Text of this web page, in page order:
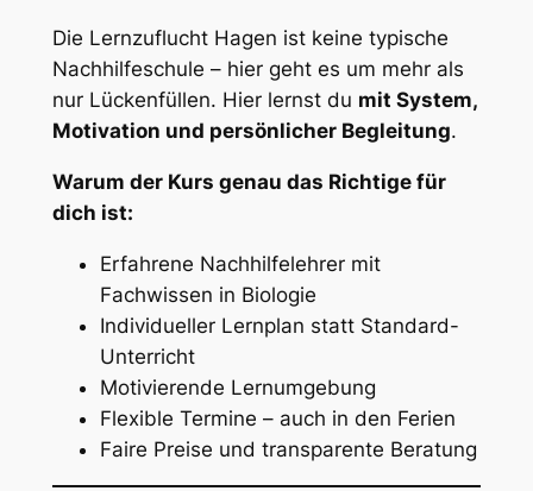
Die Lernzuflucht Hagen ist keine typische
Nachhilfeschule – hier geht es um mehr als
nur Lückenfüllen. Hier lernst du mit System,
Motivation und persönlicher Begleitung.
Warum der Kurs genau das Richtige für
dich ist:
Erfahrene Nachhilfelehrer mit
Fachwissen in Biologie
Individueller Lernplan statt Standard-
Unterricht
Motivierende Lernumgebung
Flexible Termine – auch in den Ferien
Faire Preise und transparente Beratung